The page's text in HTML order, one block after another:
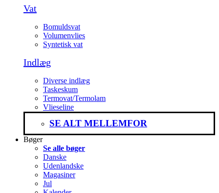
Vat
Bomuldsvat
Volumenvlies
Syntetisk vat
Indlæg
Diverse indlæg
Taskeskum
Termovat/Termolam
Vlieseline
SE ALT MELLEMFOR
Bøger
Se alle bøger
Danske
Udenlandske
Magasiner
Jul